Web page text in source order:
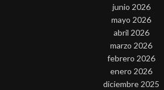
junio 2026
mayo 2026
abril 2026
marzo 2026
febrero 2026
enero 2026
diciembre 2025